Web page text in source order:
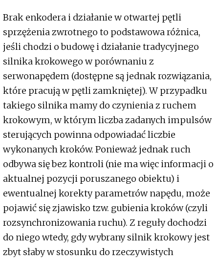
Brak enkodera i działanie w otwartej pętli
sprzężenia zwrotnego to podstawowa różnica,
jeśli chodzi o budowę i działanie tradycyjnego
silnika krokowego w porównaniu z
serwonapędem (dostępne są jednak rozwiązania,
które pracują w pętli zamkniętej). W przypadku
takiego silnika mamy do czynienia z ruchem
krokowym, w którym liczba zadanych impulsów
sterujących powinna odpowiadać liczbie
wykonanych kroków. Ponieważ jednak ruch
odbywa się bez kontroli (nie ma więc informacji o
aktualnej pozycji poruszanego obiektu) i
ewentualnej korekty parametrów napędu, może
pojawić się zjawisko tzw. gubienia kroków (czyli
rozsynchronizowania ruchu). Z reguły dochodzi
do niego wtedy, gdy wybrany silnik krokowy jest
zbyt słaby w stosunku do rzeczywistych